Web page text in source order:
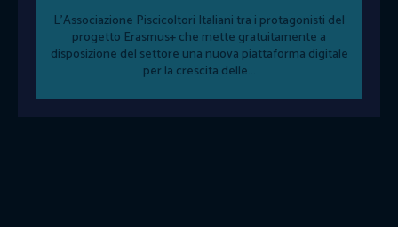
L'Associazione Piscicoltori Italiani tra i protagonisti del
progetto Erasmus+ che mette gratuitamente a
disposizione del settore una nuova piattaforma digitale
per la crescita delle...